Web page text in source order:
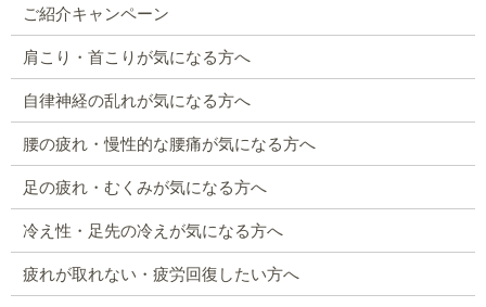
ご紹介キャンペーン
肩こり・首こりが気になる方へ
自律神経の乱れが気になる方へ
腰の疲れ・慢性的な腰痛が気になる方へ
足の疲れ・むくみが気になる方へ
冷え性・足先の冷えが気になる方へ
疲れが取れない・疲労回復したい方へ